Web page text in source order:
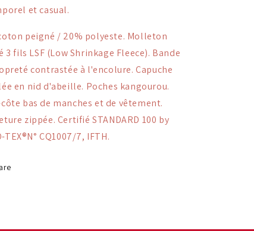
et casual.
peigné / 20% polyeste. Molleton
3 fils LSF (Low Shrinkage Fleece). Bande
contrastée à l'encolure. Capuche
en nid d'abeille. Poches kangourou.
bas de manches et de vêtement.
zippée. Certifié STANDARD 100 by
TEX®N° CQ1007/7, IFTH.